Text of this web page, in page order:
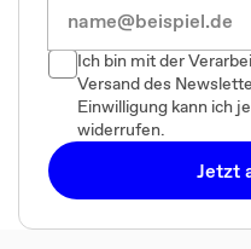
Ich bin mit der
Versand des
Einwilligung kann ich
widerrufen.
Jetzt